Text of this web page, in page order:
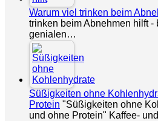
Warum viel trinken beim
trinken beim Abnehmen hilft -
genialen…
Süßigkeiten ohne
Protein "Süßigkeiten ohne
und ohne Protein" Kaffee-